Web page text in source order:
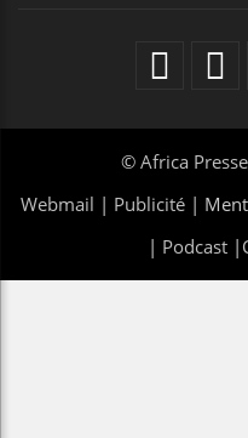
© Africa Presse
Webmail | Publicité |
| Podcast|